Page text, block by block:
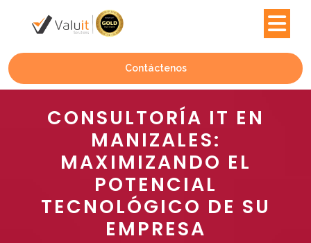
Contáctenos
CONSULTORÍA IT EN
MANIZALES:
MAXIMIZANDO EL
POTENCIAL
TECNOLÓGICO DE SU
EMPRESA